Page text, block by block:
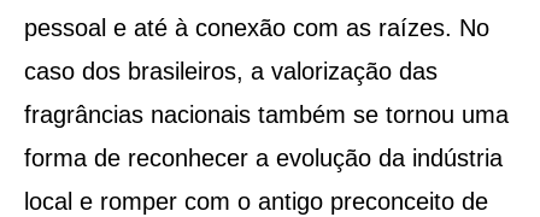
pessoal e até à conexão com as raízes. No
caso dos brasileiros, a valorização das
fragrâncias nacionais também se tornou uma
forma de reconhecer a evolução da indústria
local e romper com o antigo preconceito de